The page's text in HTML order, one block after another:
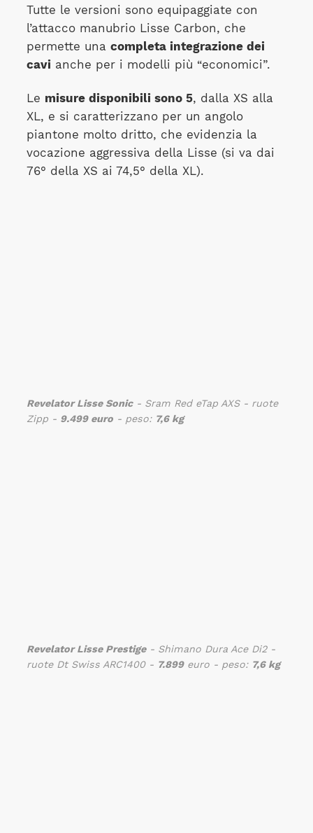
Tutte le versioni sono equipaggiate con
l’attacco manubrio Lisse Carbon, che
permette una completa integrazione dei
cavianche per i modelli più “economici”.
Le misure disponibili sono 5, dalla XS alla
XL, e si caratterizzano per un angolo
piantone molto dritto, che evidenzia la
vocazione aggressiva della Lisse (si va dai
76° della XS ai 74,5° della XL).
Revelator Lisse Sonic- Sram Red eTap AXS - ruote
Zipp - 9.499 euro- peso: 7,6 kg
Revelator Lisse Prestige- Shimano Dura Ace Di2 -
ruote Dt Swiss ARC1400 - 7.899euro - peso: 7,6 kg